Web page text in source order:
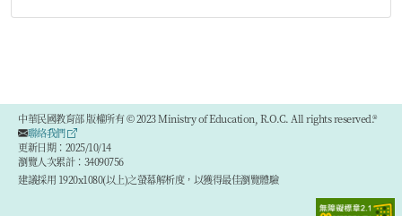
中華民國教育部 版權所有 © 2023 Ministry of Education, R.O.C. All rights reserved.®
聯絡我們
更新日期：2025/10/14
瀏覽人次累計：34090756
建議採用 1920x1080(以上)之螢幕解析度，以獲得最佳瀏覽體驗